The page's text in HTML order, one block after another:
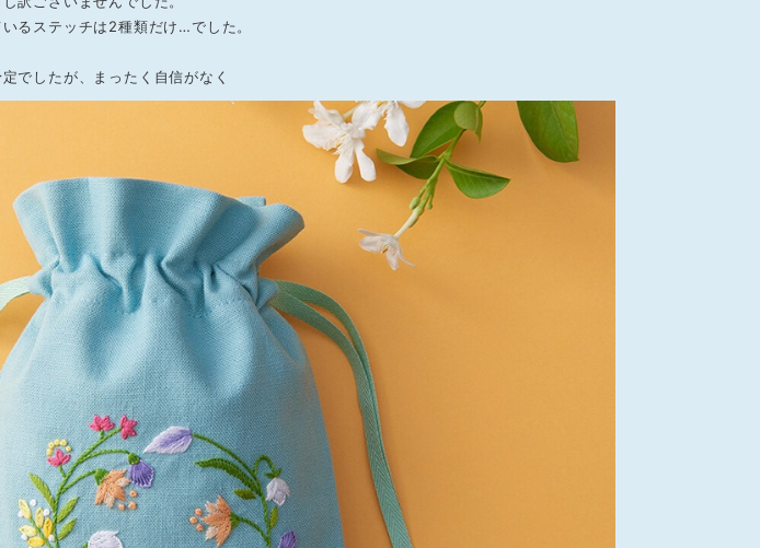
るステッチは2種類だけ…でした。
でしたが、まったく自信がなく